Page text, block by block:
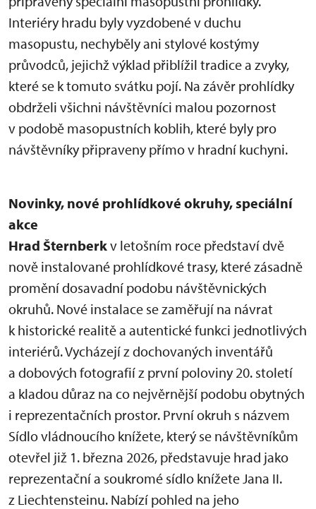
Interiéry hradu byly vyzdobené v duchu
masopustu, nechyběly ani stylové kostýmy
průvodců, jejichž výklad přiblížil tradice a zvyky,
které se k tomuto svátku pojí. Na závěr prohlídky
obdrželi všichni návštěvníci malou pozornost
v podobě masopustních koblih, které byly pro
návštěvníky připraveny přímo v hradní kuchyni.
Novinky, nové prohlídkové okruhy, speciální
akce
Hrad Šternberkv letošním roce představí dvě
nově instalované prohlídkové trasy, které zásadně
promění dosavadní podobu návštěvnických
okruhů. Nové instalace se zaměřují na návrat
k historické realitě a autentické funkci jednotlivých
interiérů. Vycházejí z dochovaných inventářů
a dobových fotografií z první poloviny 20. století
a kladou důraz na co nejvěrnější podobu obytných
i reprezentačních prostor. První okruh s názvem
Sídlo vládnoucího knížete, který se návštěvníkům
otevřel již 1. března 2026, představuje hrad jako
reprezentační a soukromé sídlo knížete Jana II.
z Liechtensteinu. Nabízí pohled na jeho